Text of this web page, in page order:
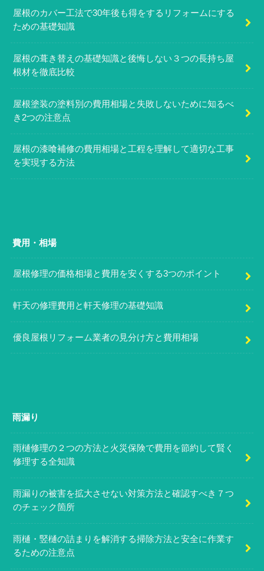
屋根のカバー工法で30年後も得をするリフォームにする
ための基礎知識
屋根の葺き替えの基礎知識と後悔しない３つの長持ち屋
根材を徹底比較
屋根塗装の塗料別の費用相場と失敗しないために知るべ
き2つの注意点
屋根の漆喰補修の費用相場と工程を理解して適切な工事
を実現する方法
費用・相場
屋根修理の価格相場と費用を安くする3つのポイント
軒天の修理費用と軒天修理の基礎知識
優良屋根リフォーム業者の見分け方と費用相場
雨漏り
雨樋修理の２つの方法と火災保険で費用を節約して賢く
修理する全知識
雨漏りの被害を拡大させない対策方法と確認すべき７つ
のチェック箇所
雨樋・竪樋の詰まりを解消する掃除方法と安全に作業す
るための注意点